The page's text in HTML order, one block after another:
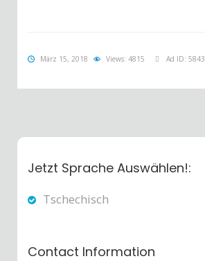
März 15, 2018 Views: 4815 Ad ID: 5843
Jetzt Sprache Auswählen!:
Tschechisch
Contact Information